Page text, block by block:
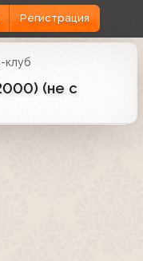
Регистрация
клуб
(не с